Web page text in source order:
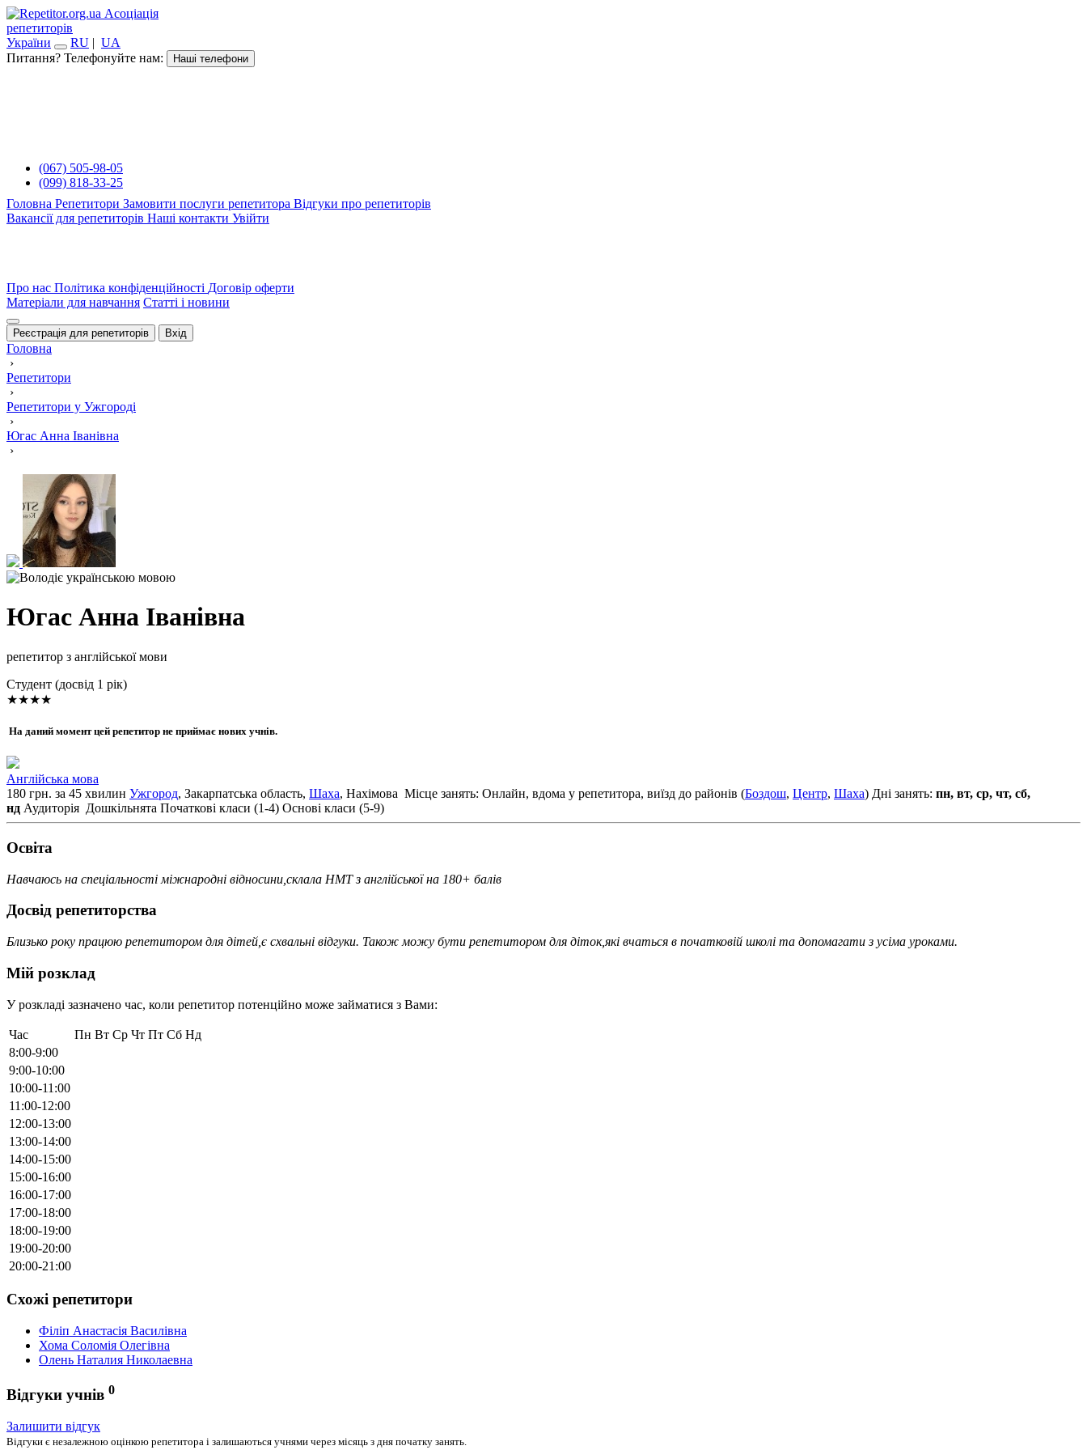
Асоціація
репетиторів
України
RU | UA
Питання? Телефонуйте нам:
Наші телефони
(067) 505-98-05
(099) 818-33-25
Головна Репетитори Замовити послуги репетитора Відгуки про репетиторів
Вакансії для репетиторів Наші контакти Увійти
Про нас Політика конфіденційності Договір оферти
Матеріали для навчання Статті і новини
Реєстрація для репетиторів Вхід
Головна
›
Репетитори
›
Репетитори у Ужгороді
›
Югас Анна Іванівна
›
Югас Анна Іванівна
репетитор з англійської мови
Cтудент (досвід 1 рік)
★★★★
На даний момент цей репетитор не приймає нових учнів.
Англійська мова
180 грн. за 45 хвилин Ужгород, Закарпатська область, Шаха, Нахімова Місце занять: Онлайн, вдома у репетитора, виїзд до районів (Боздош, Центр, Шаха) Дні занять: пн, вт, ср, чт, сб,
нд Аудиторія Дошкільнята Початкові класи (1-4) Основі класи (5-9)
Освiта
Навчаюсь на спеціальності міжнародні відносини,склала НМТ з англійської на 180+ балів
Досвід репетиторства
Близько року працюю репетитором для дітей,є схвальні відгуки. Також можу бути репетитором для діток,які вчаться в початковій школі та допомагати з усіма уроками.
Мій розклад
У розкладі зазначено час, коли репетитор потенційно може займатися з Вами:
Час Пн Вт Ср Чт Пт Сб Нд
8:00-9:00
9:00-10:00
10:00-11:00
11:00-12:00
12:00-13:00
13:00-14:00
14:00-15:00
15:00-16:00
16:00-17:00
17:00-18:00
18:00-19:00
19:00-20:00
20:00-21:00
Схожі репетитори
Філіп Анастасія Василівна
Хома Соломія Олегівна
Олень Наталия Николаевна
Відгуки учнів 0
Залишити відгук
Відгуки є незалежною оцінкою репетитора і залишаються учнями через місяць з дня початку занять.